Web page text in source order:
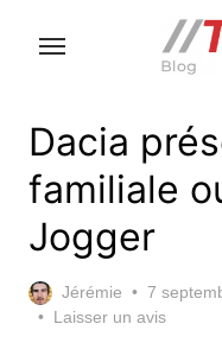
Dacia
familiale
Jogger
Jérémie
Posted
on
7
Laisser un avis